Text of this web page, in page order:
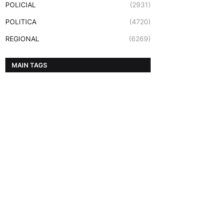
POLICIAL (2931)
POLITICA (4720)
REGIONAL (6269)
MAIN TAGS